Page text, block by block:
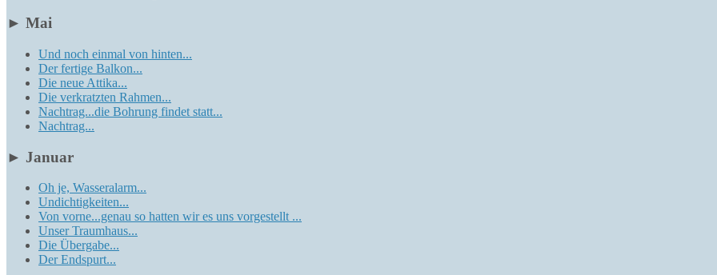
► Mai
Und noch einmal von hinten...
Der fertige Balkon...
Die neue Attika...
Die verkratzten Rahmen...
Nachtrag...die Bohrung findet statt...
Nachtrag...
► Januar
Oh je, Wasseralarm...
Undichtigkeiten...
Von vorne...genau so hatten wir es uns vorgestellt ...
Unser Traumhaus...
Die Übergabe...
Der Endspurt...